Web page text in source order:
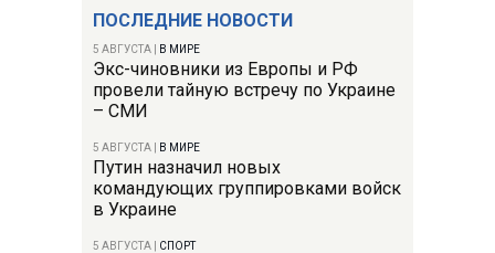
ПОСЛЕДНИЕ НОВОСТИ
5 АВГУСТА В МИРЕ
Экс-чиновники из Европы и РФ
провели тайную встречу по Украине
– СМИ
5 АВГУСТА В МИРЕ
Путин назначил новых
командующих группировками войск
в Украине
5 АВГУСТА СПОРТ